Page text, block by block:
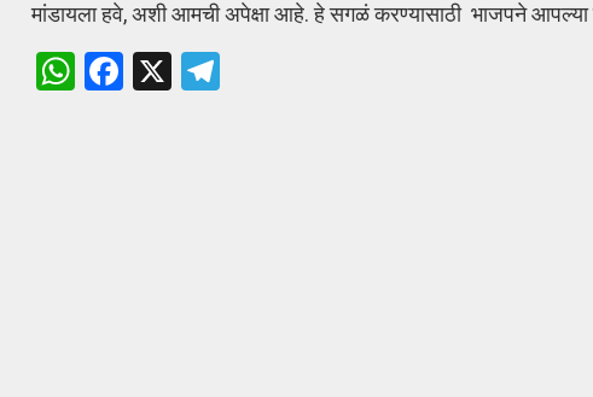
मांडायला हवे, अशी आमची अपेक्षा आहे. हे सगळं करण्यासाठी भाजपने आपल्या
W
F
X